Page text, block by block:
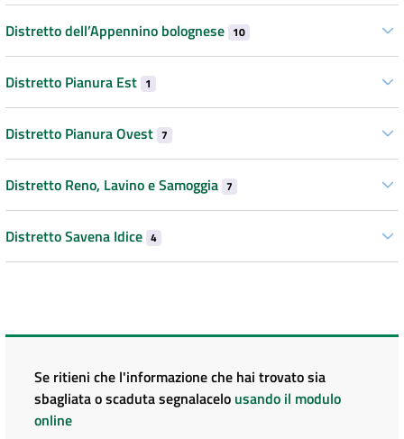
Distretto dell’Appennino bolognese 10
Distretto Pianura Est 1
Distretto Pianura Ovest 7
Distretto Reno, Lavino e Samoggia 7
Distretto Savena Idice 4
Se ritieni che l'informazione che hai trovato sia
sbagliata o scaduta segnalacelo usando il modulo
online